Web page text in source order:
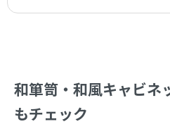
和箪笥・和風キャビネ
もチェック